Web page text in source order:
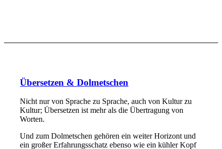
Übersetzen & Dolmetschen
Nicht nur von Sprache zu Sprache, auch von Kultur zu
Kultur; Übersetzen ist mehr als die Übertragung von
Worten.
Und zum Dolmetschen gehören ein weiter Horizont und
ein großer Erfahrungsschatz ebenso wie ein kühler Kopf